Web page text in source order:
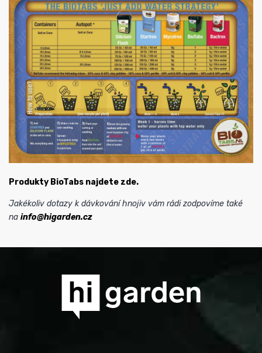
Produkty BioTabs najdete zde.
Jakékoliv dotazy k dávkování hnojiv vám rádi zodpovíme také
na info@higarden.cz